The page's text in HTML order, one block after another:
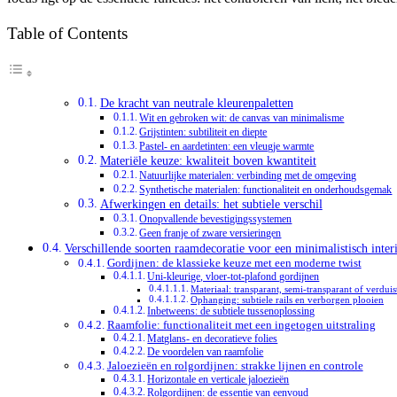
Table of Contents
De kracht van neutrale kleurenpaletten
Wit en gebroken wit: de canvas van minimalisme
Grijstinten: subtiliteit en diepte
Pastel- en aardetinten: een vleugje warmte
Materiële keuze: kwaliteit boven kwantiteit
Natuurlijke materialen: verbinding met de omgeving
Synthetische materialen: functionaliteit en onderhoudsgemak
Afwerkingen en details: het subtiele verschil
Onopvallende bevestigingssystemen
Geen franje of zware versieringen
Verschillende soorten raamdecoratie voor een minimalistisch
Gordijnen: de klassieke keuze met een moderne twist
Uni-kleurige, vloer-tot-plafond gordijnen
Materiaal: transparant, semi-transparant of
Ophanging: subtiele rails en verborgen plooien
Inbetweens: de subtiele tussenoplossing
Raamfolie: functionaliteit met een ingetogen uitstraling
Matglans- en decoratieve folies
De voordelen van raamfolie
Jaloezieën en rolgordijnen: strakke lijnen en controle
Horizontale en verticale jaloezieën
Rolgordijnen: de essentie van eenvoud